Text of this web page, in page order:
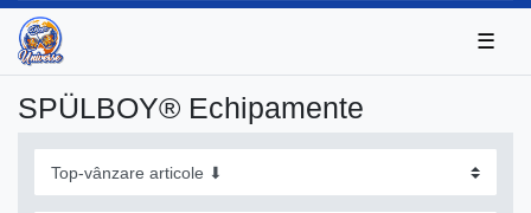
☰
SPÜLBOY® Echipamente